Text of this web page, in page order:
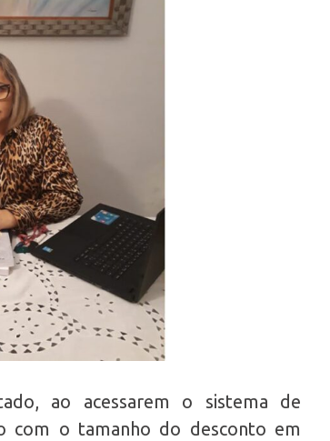
ao acessarem o sistema de
com o tamanho do desconto em